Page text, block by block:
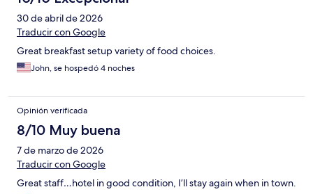
30 de abril de 2026
Traducir con Google
Great breakfast setup variety of food choices.
John, se hospedó 4 noches
Opinión verificada
8/10 Muy buena
7 de marzo de 2026
Traducir con Google
Great staff…hotel in good condition, I’ll stay again when in town.